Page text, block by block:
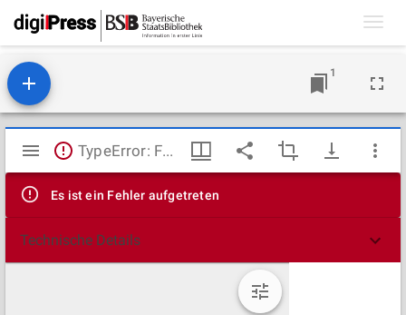
1
Mirador
Viewer
TypeError: Failed to fetch
Es ist ein Fehler aufgetreten
Technische Details